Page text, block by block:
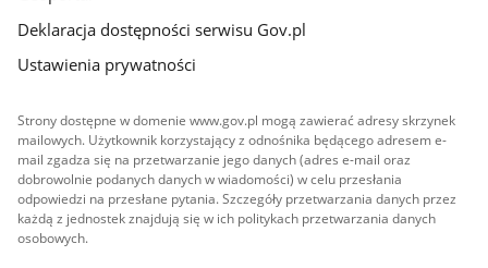
Deklaracja dostępności serwisu Gov.pl
Ustawienia prywatności
Strony dostępne w domenie www.gov.pl mogą zawierać adresy skrzynek
mailowych. Użytkownik korzystający z odnośnika będącego adresem e-
mail zgadza się na przetwarzanie jego danych (adres e-mail oraz
dobrowolnie podanych danych w wiadomości) w celu przesłania
odpowiedzi na przesłane pytania. Szczegóły przetwarzania danych przez
każdą z jednostek znajdują się w ich politykach przetwarzania danych
osobowych.